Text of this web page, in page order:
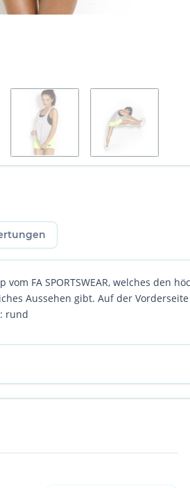
vom FA SPORTSWEAR, welches
Aussehen gibt. Auf der
rund